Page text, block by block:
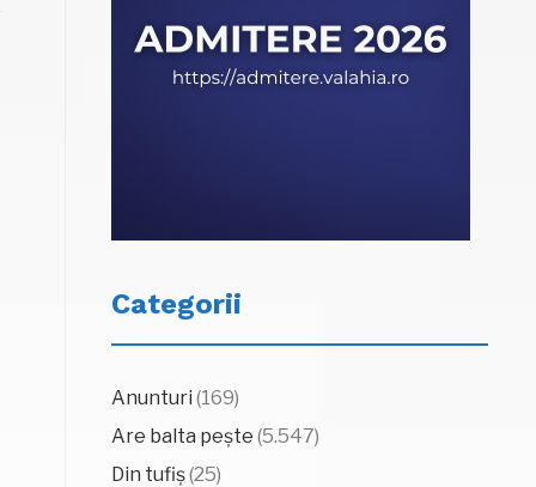
Categorii
Anunturi (169)
Are balta pește (5.547)
Din tufiș(25)